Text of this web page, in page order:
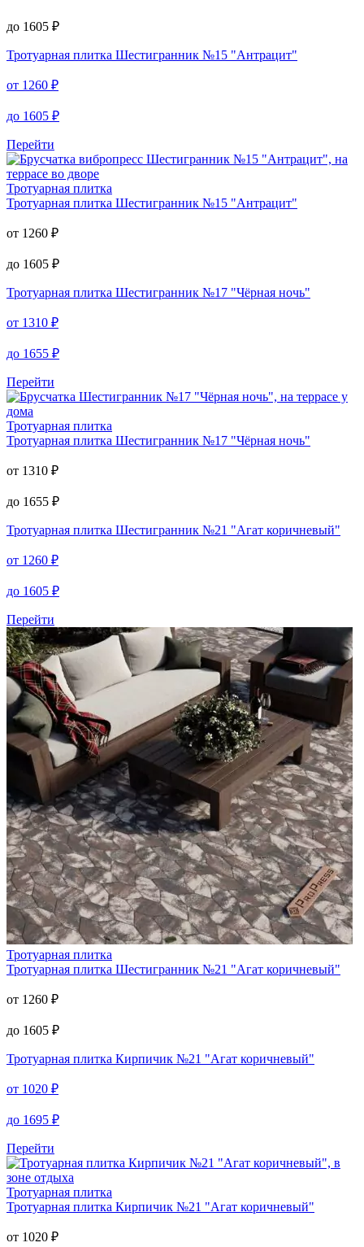
до 1605 ₽
Тротуарная плитка Шестигранник №15 "Антрацит"
от 1260 ₽
до 1605 ₽
Перейти
Тротуарная плитка
Тротуарная плитка Шестигранник №15 "Антрацит"
от 1260 ₽
до 1605 ₽
Тротуарная плитка Шестигранник №17 "Чёрная ночь"
от 1310 ₽
до 1655 ₽
Перейти
Тротуарная плитка
Тротуарная плитка Шестигранник №17 "Чёрная ночь"
от 1310 ₽
до 1655 ₽
Тротуарная плитка Шестигранник №21 "Агат коричневый"
от 1260 ₽
до 1605 ₽
Перейти
Тротуарная плитка
Тротуарная плитка Шестигранник №21 "Агат коричневый"
от 1260 ₽
до 1605 ₽
Тротуарная плитка Кирпичик №21 "Агат коричневый"
от 1020 ₽
до 1695 ₽
Перейти
Тротуарная плитка
Тротуарная плитка Кирпичик №21 "Агат коричневый"
от 1020 ₽